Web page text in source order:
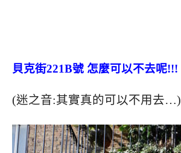
貝克街221B號 怎麼可以不去呢!!!
(迷之音:其實真的可以不用去…)